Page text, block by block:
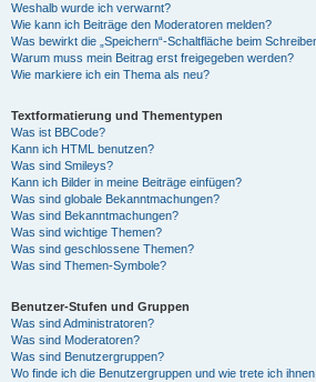
Weshalb wurde ich verwarnt?
Wie kann ich Beiträge den Moderatoren melden?
Was bewirkt die „Speichern“-Schaltfläche beim
Warum muss mein Beitrag erst freigegeben werden?
Wie markiere ich ein Thema als neu?
Textformatierung und Thementypen
Was ist BBCode?
Kann ich HTML benutzen?
Was sind Smileys?
Kann ich Bilder in meine Beiträge einfügen?
Was sind globale Bekanntmachungen?
Was sind Bekanntmachungen?
Was sind wichtige Themen?
Was sind geschlossene Themen?
Was sind Themen-Symbole?
Benutzer-Stufen und Gruppen
Was sind Administratoren?
Was sind Moderatoren?
Was sind Benutzergruppen?
Wo finde ich die Benutzergruppen und wie trete ich